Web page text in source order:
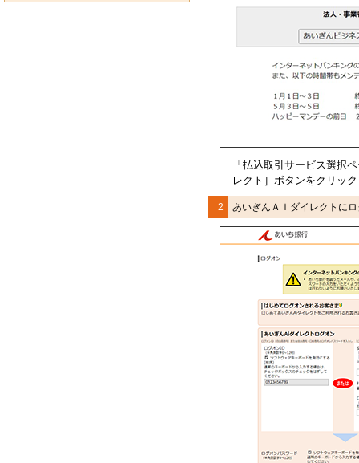
「払込取引サービス選択
レクト］ボタンをクリッ
2 あいぎんＡｉダイレクト に